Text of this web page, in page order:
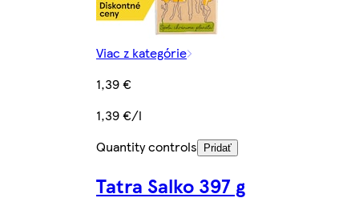
Viac z kategórie
1,39 €
1,39 €/l
Quantity controls
Pridať
Tatra Salko 397 g